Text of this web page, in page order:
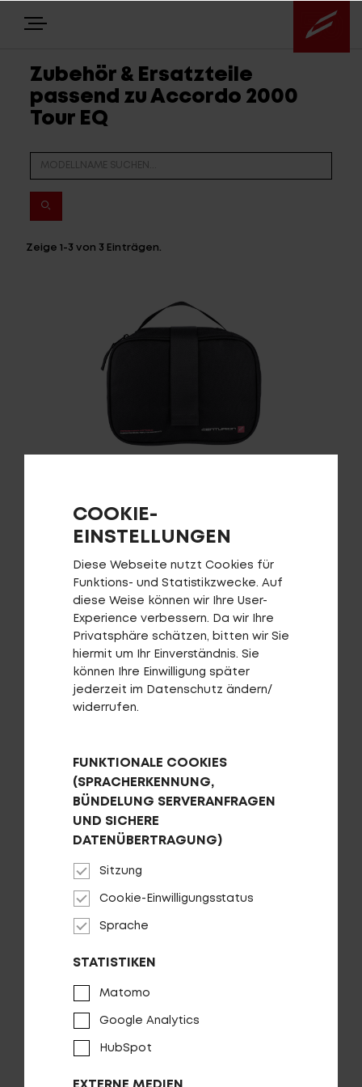
E-BIKES
Über uns
Stories
Partner
Finde dein Bike
Jetzt zu unserem Newsletter anmelden
Händlersuche
Wir sind Qualität
Zubehör & Ersatzteile
passend zu Accordo 2000
Tour EQ
Zeige1-3 von 3 Einträgen.
AUF DIE WUNSCHLISTE
Parkstütze PROCRAFT Kick II
AUF DIE WUNSCHLISTE
COOKIE-
EINSTELLUNGEN
Diese Webseite nutzt Cookies für
Funktions- und Statistikzwecke. Auf
diese Weise können wir Ihre User-
Experience verbessern. Da wir Ihre
Privatsphäre schätzen, bitten wir Sie
hiermit um Ihr Einverständnis. Sie
können Ihre Einwilligung später
jederzeit im Datenschutz ändern/
widerrufen.
FUNKTIONALE COOKIES
(SPRACHERKENNUNG,
BÜNDELUNG SERVERANFRAGEN
UND SICHERE
DATENÜBERTRAGUNG)
Sitzung
Cookie-Einwilligungsstatus
Sprache
STATISTIKEN
Matomo
Google Analytics
HubSpot